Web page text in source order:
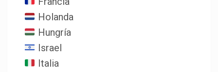
Holanda
Hungría
Israel
Italia